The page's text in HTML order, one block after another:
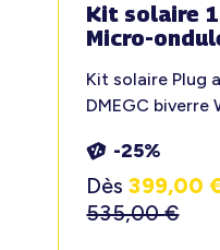
Kit solaire
Micro-
Kit solaire Plug
DMEGC biverre
-25%
Dès 399,00
535,00€